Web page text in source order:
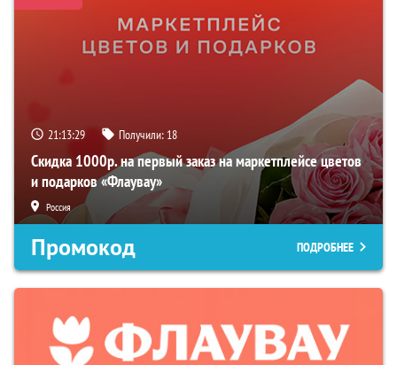
21:13:28 Получили: 18
Скидка 1000р. на первый заказ на маркетплейсе цветов
и подарков «Флаувау»
Россия
Промокод ПОДРОБНЕЕ